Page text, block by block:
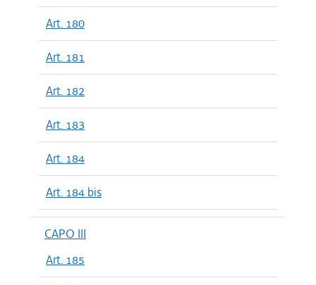
Art. 180
Art. 181
Art. 182
Art. 183
Art. 184
Art. 184 bis
CAPO III
Art. 185